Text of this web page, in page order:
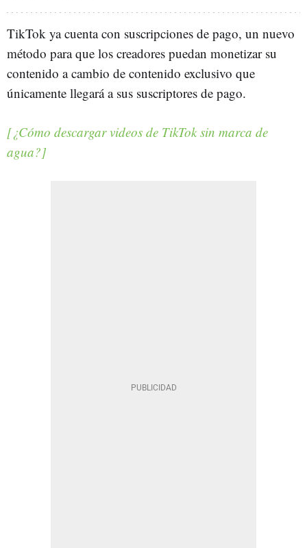
TikTok ya cuenta con suscripciones de pago, un nuevo
método para que los creadores puedan monetizar su
contenido a cambio de contenido exclusivo que
únicamente llegará a sus suscriptores de pago.
[¿Cómo descargar videos de TikTok sin marca de
agua?]